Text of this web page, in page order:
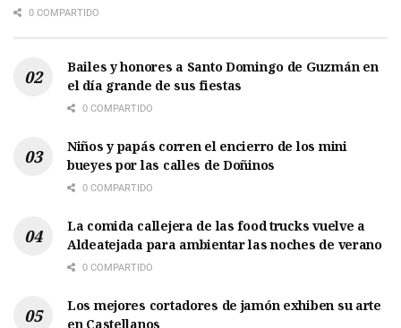
0 COMPARTIDO
Bailes y honores a Santo Domingo de Guzmán en
el día grande de sus fiestas
0 COMPARTIDO
Niños y papás corren el encierro de los mini
bueyes por las calles de Doñinos
0 COMPARTIDO
La comida callejera de las food trucks vuelve a
Aldeatejada para ambientar las noches de verano
0 COMPARTIDO
Los mejores cortadores de jamón exhiben su arte
en Castellanos